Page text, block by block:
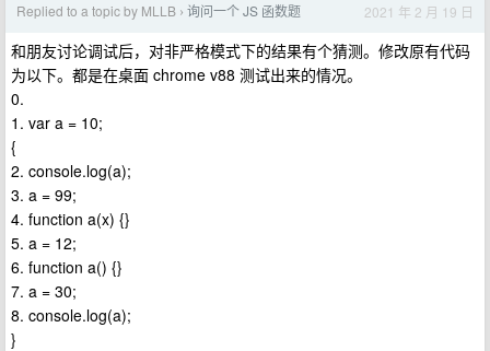
Replied to a topic by MLLB › 询问一个 JS 函数题 2021 年 2 月 19 日
和朋友讨论调试后，对非严格模式下的结果有个猜测。修改原有代码
为以下。都是在桌面 chrome v88 测试出来的情况。
0.
1. var a = 10;
{
2. console.log(a);
3. a = 99;
4. function a(x) {}
5. a = 12;
6. function a() {}
7. a = 30;
8. console.log(a);
}